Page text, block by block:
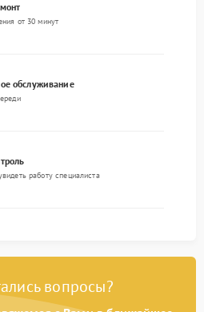
от 30 минут
обслуживание
работу специалиста
вопросы?